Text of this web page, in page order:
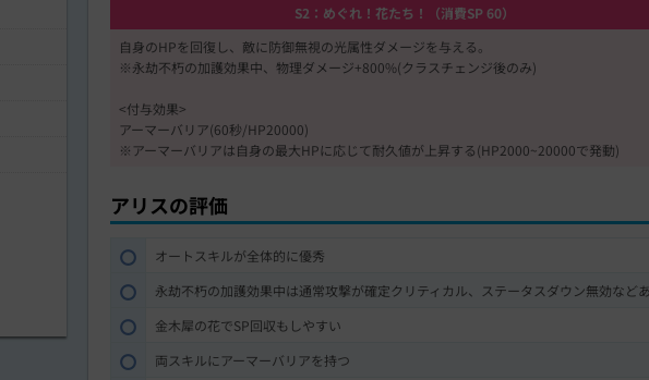
S2：めぐれ！花たち！（消費SP 60）
自身のHPを回復し、敵に防御無視の光属性ダメージを与える。
※永劫不朽の加護効果中、物理ダメージ+800%(クラスチェンジ後のみ)
<付与効果>
アーマーバリア(60秒/HP20000)
※アーマーバリアは自身の最大HPに応じて耐久値が上昇する(HP2000~20000で発動)
アリスの評価
オートスキルが全体的に優秀
永劫不朽の加護効果中は通常攻撃が確定クリティカル、ステータスダウン無効など
金木犀の花でSP回収もしやすい
両スキルにアーマーバリアを持つ